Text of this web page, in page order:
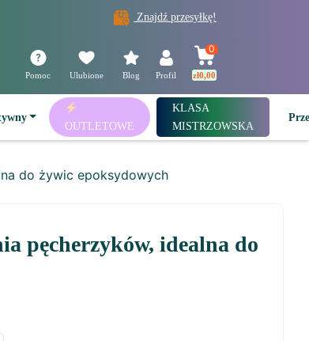
Znajdź przesyłkę!
Pomoc Ulubione Blog Profil
0
zł0,00
OUTLETOWE
KLASA
MISTRZOWSKA
do żywic epoksydowych
pęcherzyków, idealna do